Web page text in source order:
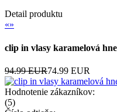
Detail produktu
«»
clip in vlasy karamelová
94.99 EUR74.99 EUR
Hodnotenie zákazníkov:
(5)